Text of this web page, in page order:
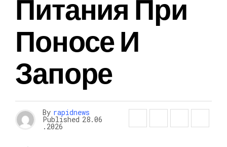
Питания При
Поносе И
Запоре
By rapidnews
Published 28.06
.2026